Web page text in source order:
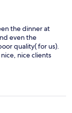
the dinner at
even the
quality( for us).
nice clients